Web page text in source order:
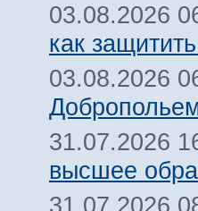
03.08.2026
как
03.08.2026
31.07.2026
высшее
31.07.2026